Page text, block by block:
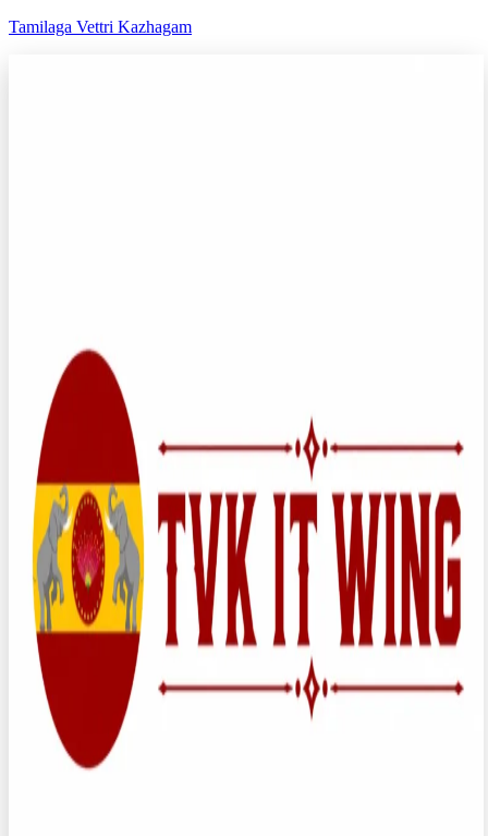
Tamilaga Vettri Kazhagam